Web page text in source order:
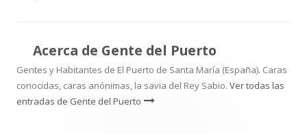
Acerca de Gente del Puerto
Gentes y Habitantes de El Puerto de Santa María (España). Caras
conocidas, caras anónimas, la savia del Rey Sabio. Ver todas las
entradas de Gente del Puerto